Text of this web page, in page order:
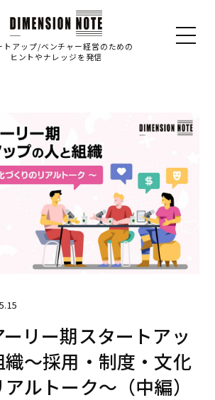
トアップ/ベンチャー経営のための
ヒントやナレッジを発信
リー期スタートアッ
織～採用・制度・文化
ルトーク～（中編）